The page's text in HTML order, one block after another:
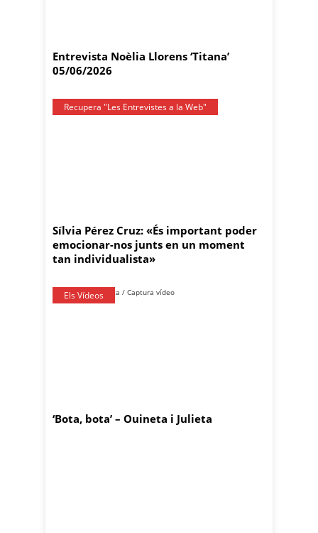
Entrevista Noèlia Llorens ‘Titana’
05/06/2026
Recupera "Les Entrevistes a la Web"
Sílvia Pérez Cruz: «És important poder
emocionar-nos junts en un moment
tan individualista»
Els Vídeos
‘Bota, bota’ – Ouineta i Julieta